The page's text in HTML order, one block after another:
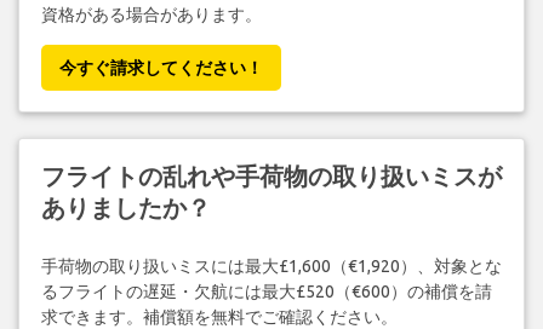
資格がある場合があります。
今すぐ請求してください！
フライトの乱れや手荷物の取り扱いミスが
ありましたか？
手荷物の取り扱いミスには最大£1,600（€1,920）、対象とな
るフライトの遅延・欠航には最大£520（€600）の補償を請
求できます。補償額を無料でご確認ください。